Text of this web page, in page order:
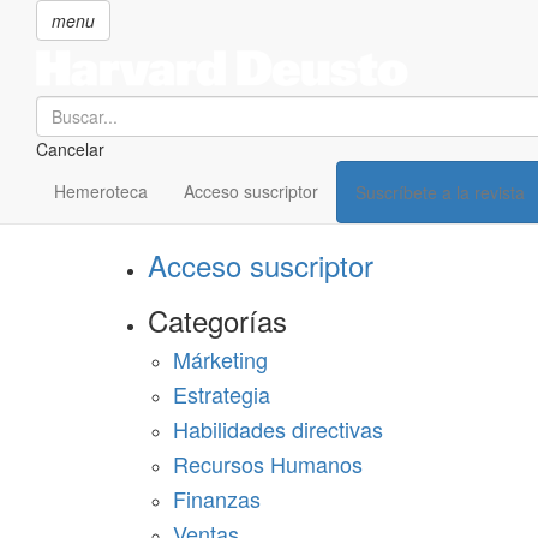
menu
Search
Cancelar
Hemeroteca Acceso suscriptor Suscríbete a la revista
SECCIONES
Suscríbete a Harvard Deusto
Acceso suscriptor
Categorías
Márketing
Estrategia
Habilidades directivas
Recursos Humanos
Finanzas